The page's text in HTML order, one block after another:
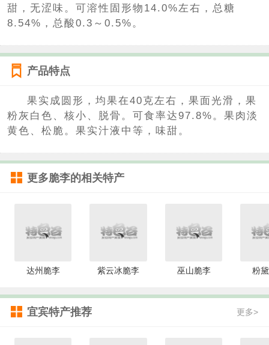
甜，无涩味。可溶性固形物14.0%左右，总糖
8.54%，总酸0.3～0.5%。
产品特点
果实成圆形，均果在40克左右，果面光滑，果
粉灰白色、核小、脱骨。可食率达97.8%。果肉淡
黄色、松脆。果实汁液中等，味甜。
更多脆李的相关特产
达州脆李 紫云冰脆李 巫山脆李 粉
宜宾特产推荐 更多>